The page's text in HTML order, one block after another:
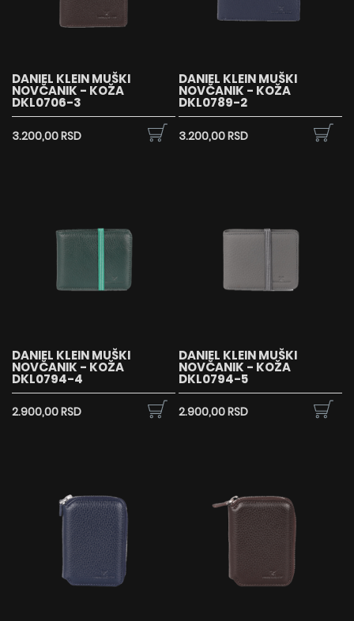
DANIEL KLEIN MUŠKI
NOVČANIK - KOŽA
DKL0706-3
3.200,00 RSD
DANIEL KLEIN MUŠKI
NOVČANIK - KOŽA
DKL0789-2
3.200,00 RSD
DANIEL KLEIN MUŠKI
NOVČANIK - KOŽA
DKL0794-4
2.900,00 RSD
DANIEL KLEIN MUŠKI
NOVČANIK - KOŽA
DKL0794-5
2.900,00 RSD